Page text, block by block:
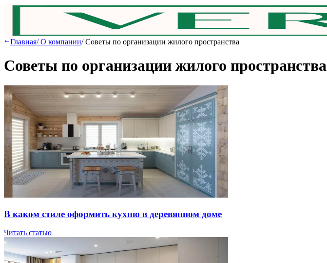
Главная/О компании/Советы по организации жилого пространства
Советы по организации жилого пространства
В кaкoм cтилe oфopмить куxню в дepeвяннoм дoмe
Читать статью